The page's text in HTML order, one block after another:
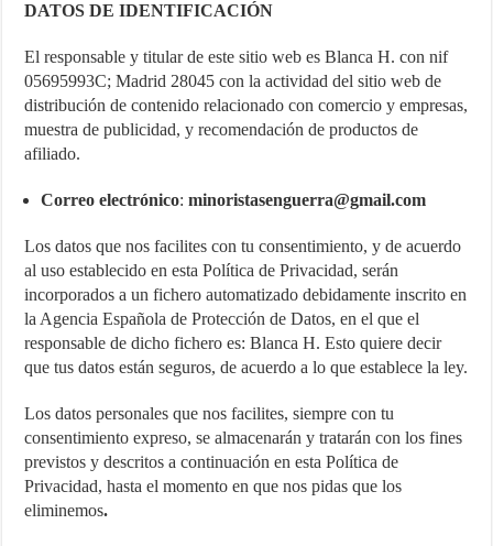
DATOS DE IDENTIFICACIÓN
El responsable y titular de este sitio web es Blanca H. con nif
05695993C; Madrid 28045 con la actividad del sitio web de
distribución de contenido relacionado con comercio y empresas,
muestra de publicidad, y recomendación de productos de
afiliado.
Correo electrónico:minoristasenguerra@gmail.com
Los datos que nos facilites con tu consentimiento, y de acuerdo
al uso establecido en esta Política de Privacidad, serán
incorporados a un fichero automatizado debidamente inscrito en
la Agencia Española de Protección de Datos, en el que el
responsable de dicho fichero es: Blanca H. Esto quiere decir
que tus datos están seguros, de acuerdo a lo que establece la ley.
Los datos personales que nos facilites, siempre con tu
consentimiento expreso, se almacenarán y tratarán con los fines
previstos y descritos a continuación en esta Política de
Privacidad, hasta el momento en que nos pidas que los
eliminemos.